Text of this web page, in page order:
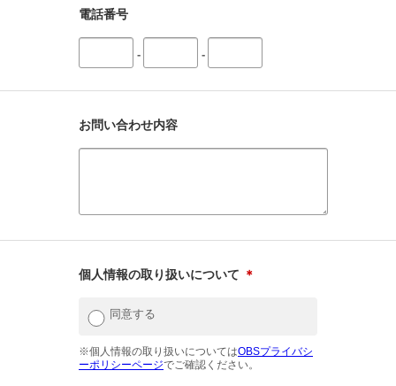
電話番号
- -
お問い合わせ内容
個人情報の取り扱いについて ＊
同意する
※個人情報の取り扱いについてはOBSプライバシ
ーポリシーページでご確認ください。